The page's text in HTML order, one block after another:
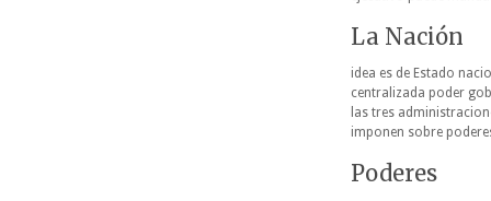
La Nación
idea es de Estado
centralizada poder
las tres
imponen sobre
Poderes